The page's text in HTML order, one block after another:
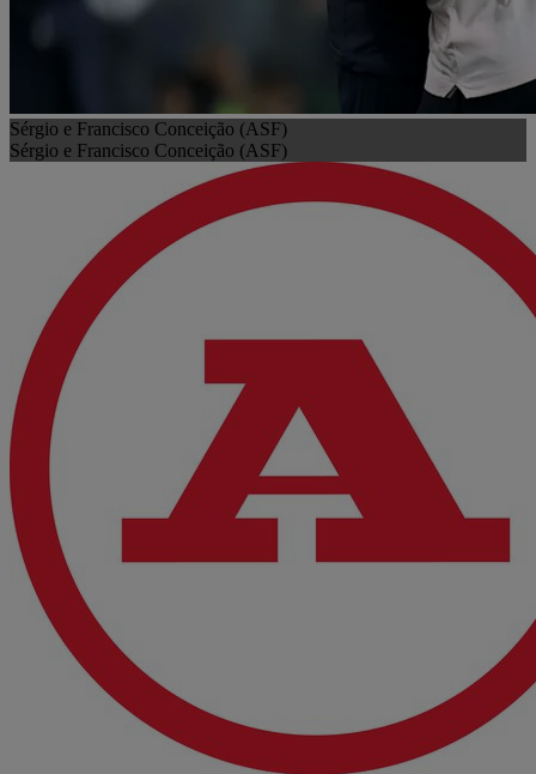
Sérgio e Francisco Conceição (ASF)
Sérgio e Francisco Conceição (ASF)